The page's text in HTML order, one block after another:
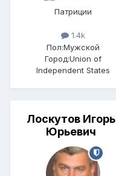
Патриции
1.4k
Пол:Мужской
Город:Union of
Independent States
Лоскутов Игорь
Юрьевич